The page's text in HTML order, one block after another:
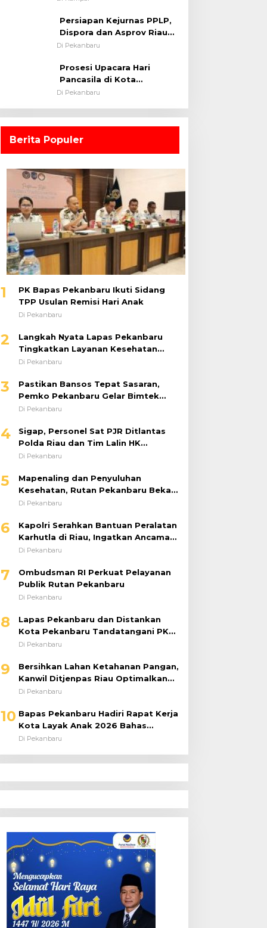
Persiapan Kejurnas PPLP,
Dispora dan Asprov Riau
Tinjau Kelayakan Rumput
Di Pekanbaru
Prosesi Upacara Hari
Pancasila di Kota
Pekanbaru Tetap Khidmat
Di Pekanbaru
Berita Populer
1
PK Bapas Pekanbaru Ikuti Sidang
TPP Usulan Remisi Hari Anak
Di Pekanbaru
2
Langkah Nyata Lapas Pekanbaru
Tingkatkan Layanan Kesehatan
Melalui Program Prolanis
Di Pekanbaru
3
Pastikan Bansos Tepat Sasaran,
Pemko Pekanbaru Gelar Bimtek
DTSEN Bagi Operator Puskessos
Di Pekanbaru
4
Sigap, Personel Sat PJR Ditlantas
Polda Riau dan Tim Lalin HK
Berjibaku Selamatkan Korban
Di Pekanbaru
5
Mapenaling dan Penyuluhan
Kesehatan, Rutan Pekanbaru Bekali
37 Tahanan Baru dengan Edukasi
Di Pekanbaru
6
Kapolri Serahkan Bantuan Peralatan
Karhutla di Riau, Ingatkan Ancaman
El Niño dan Prioritaskan
Di Pekanbaru
7
Ombudsman RI Perkuat Pelayanan
Publik Rutan Pekanbaru
Di Pekanbaru
8
Lapas Pekanbaru dan Distankan
Kota Pekanbaru Tandatangani PKS,
Warga Binaan Dibekali Keterampilan
Di Pekanbaru
9
Bersihkan Lahan Ketahanan Pangan,
Kanwil Ditjenpas Riau Optimalkan
Produktivitas
Di Pekanbaru
10 Bapas Pekanbaru Hadiri Rapat Kerja
Kota Layak Anak 2026 Bahas
Penanganan ABH
Di Pekanbaru